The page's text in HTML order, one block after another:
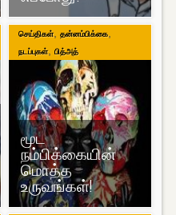
செய்திகள், தன்னம்பிக்கை,
நடப்புகள், பித்அத்
மூட
நம்பிக்கையின்
மொத்த
உருவங்கள்!